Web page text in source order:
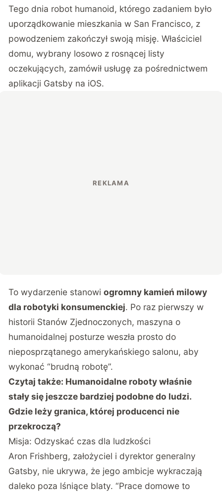
Tego dnia robot humanoid, którego zadaniem było
uporządkowanie mieszkania w San Francisco, z
powodzeniem zakończył swoją misję. Właściciel
domu, wybrany losowo z rosnącej listy
oczekujących, zamówił usługę za pośrednictwem
aplikacji Gatsby na iOS.
To wydarzenie stanowiogromny kamień milowy
dla robotyki konsumenckiej. Po raz pierwszy w
historii Stanów Zjednoczonych, maszyna o
humanoidalnej posturze weszła prosto do
nieposprzątanego amerykańskiego salonu, aby
wykonać “brudną robotę”.
Czytaj także: Humanoidalne roboty właśnie
stały się jeszcze bardziej podobne do ludzi.
Gdzie leży granica, której producenci nie
przekroczą?
Misja: Odzyskać czas dla ludzkości
Aron Frishberg, założyciel i dyrektor generalny
Gatsby, nie ukrywa, że jego ambicje wykraczają
daleko poza lśniące blaty. “Prace domowe to